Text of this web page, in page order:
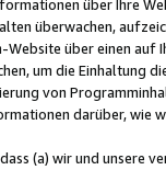
über Ihre
überwachen,
über einen
um die Einhaltung
von
darüber, wie
(a) wir und